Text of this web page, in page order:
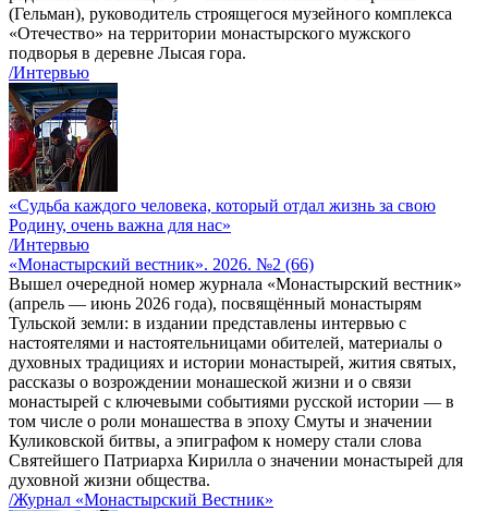
(Гельман), руководитель строящегося музейного комплекса
«Отечество» на территории монастырского мужского
подворья в деревне Лысая гора.
/Интервью
«Судьба каждого человека, который отдал жизнь за свою
Родину, очень важна для нас»
/Интервью
«Монастырский вестник». 2026. №2 (66)
Вышел очередной номер журнала «Монастырский вестник»
(апрель — июнь 2026 года), посвящённый монастырям
Тульской земли: в издании представлены интервью с
настоятелями и настоятельницами обителей, материалы о
духовных традициях и истории монастырей, жития святых,
рассказы о возрождении монашеской жизни и о связи
монастырей с ключевыми событиями русской истории — в
том числе о роли монашества в эпоху Смуты и значении
Куликовской битвы, а эпиграфом к номеру стали слова
Святейшего Патриарха Кирилла о значении монастырей для
духовной жизни общества.
/Журнал «Монастырский Вестник»